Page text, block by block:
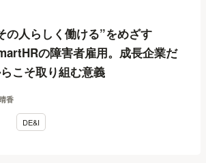
の人らしく働ける”をめざす
の障害者雇用。成長企業だ
こそ取り組む意義
香
DE&I